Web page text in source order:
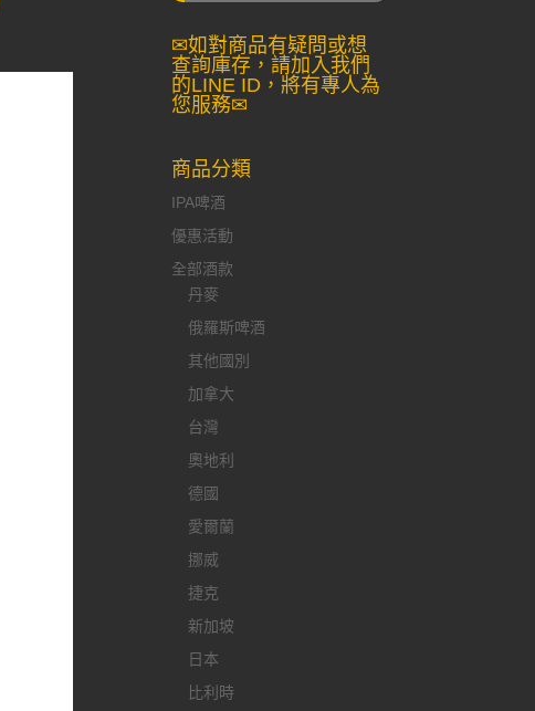
✉如對商品有疑問或想
查詢庫存，請加入我們
的LINE ID，將有專人為
您服務✉
商品分類
IPA啤酒
優惠活動
全部酒款
丹麥
俄羅斯啤酒
其他國別
加拿大
台灣
奧地利
德國
愛爾蘭
挪威
捷克
新加坡
日本
比利時